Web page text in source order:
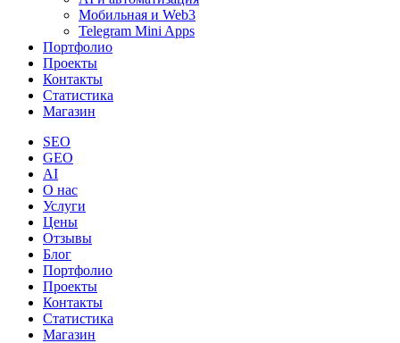
Мобильная и Web3
Telegram Mini Apps
Портфолио
Проекты
Контакты
Статистика
Магазин
SEO
GEO
AI
О нас
Услуги
Цены
Отзывы
Блог
Портфолио
Проекты
Контакты
Статистика
Магазин